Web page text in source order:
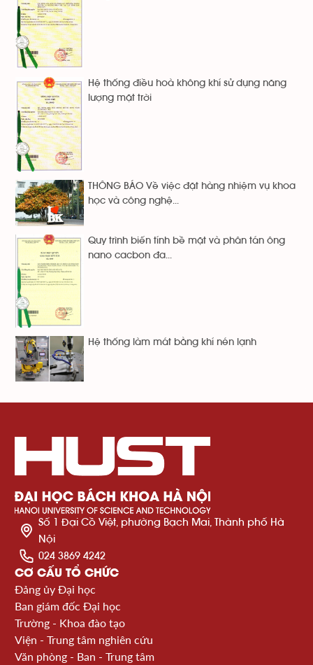
Hệ thống điều hoà không khí sử dụng năng
lượng mặt trời
THÔNG BÁO Về việc đặt hàng nhiệm vụ khoa
học và công nghệ...
Quy trình biến tính bề mặt và phân tán ông
nano cacbon đa...
Hệ thống làm mát bằng khí nén lạnh
Số 1 Đại Cồ Việt, phường Bạch Mai, Thành phố Hà
Nội
024 3869 4242
CƠ CẤU TỔ CHỨC
Đảng ủy Đại học
Ban giám đốc Đại học
Trường - Khoa đào tạo
Viện - Trung tâm nghiên cứu
Văn phòng - Ban - Trung tâm